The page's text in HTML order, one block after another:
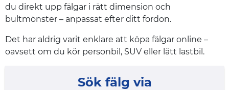
du direkt upp fälgar i rätt dimension och
bultmönster – anpassat efter ditt fordon.
Det har aldrig varit enklare att köpa fälgar online –
oavsett om du kör personbil, SUV eller lätt lastbil.
Sök fälg via